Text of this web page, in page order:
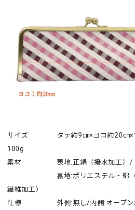
サイズ タテ約9㎝×ヨコ約20㎝
100g
素材 表地:正絹（撥水加工）/
裏地:ポリエステル・綿（抗
繊維加工）
仕様 外側:無し/内側:オープンポ